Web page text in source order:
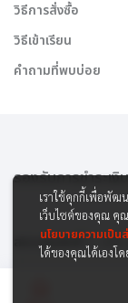
วิธีการสั่งซื้อ
วิธีเข้าเรียน
คำถามที่พบบ่อย
สงวนลิขสิทธิ์ ©
รองรับการชำระเงิ
เราใช้คุกกี้เพื่อพั
เว็บไซต์ของคุณ คุ
นโยบายความเป็น
ได้ของคุณได้เองโ